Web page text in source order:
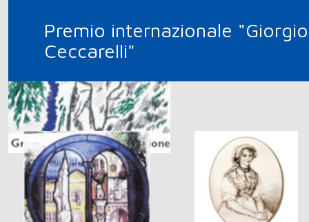
Premio internazionale "Giorgio
Ceccarelli"